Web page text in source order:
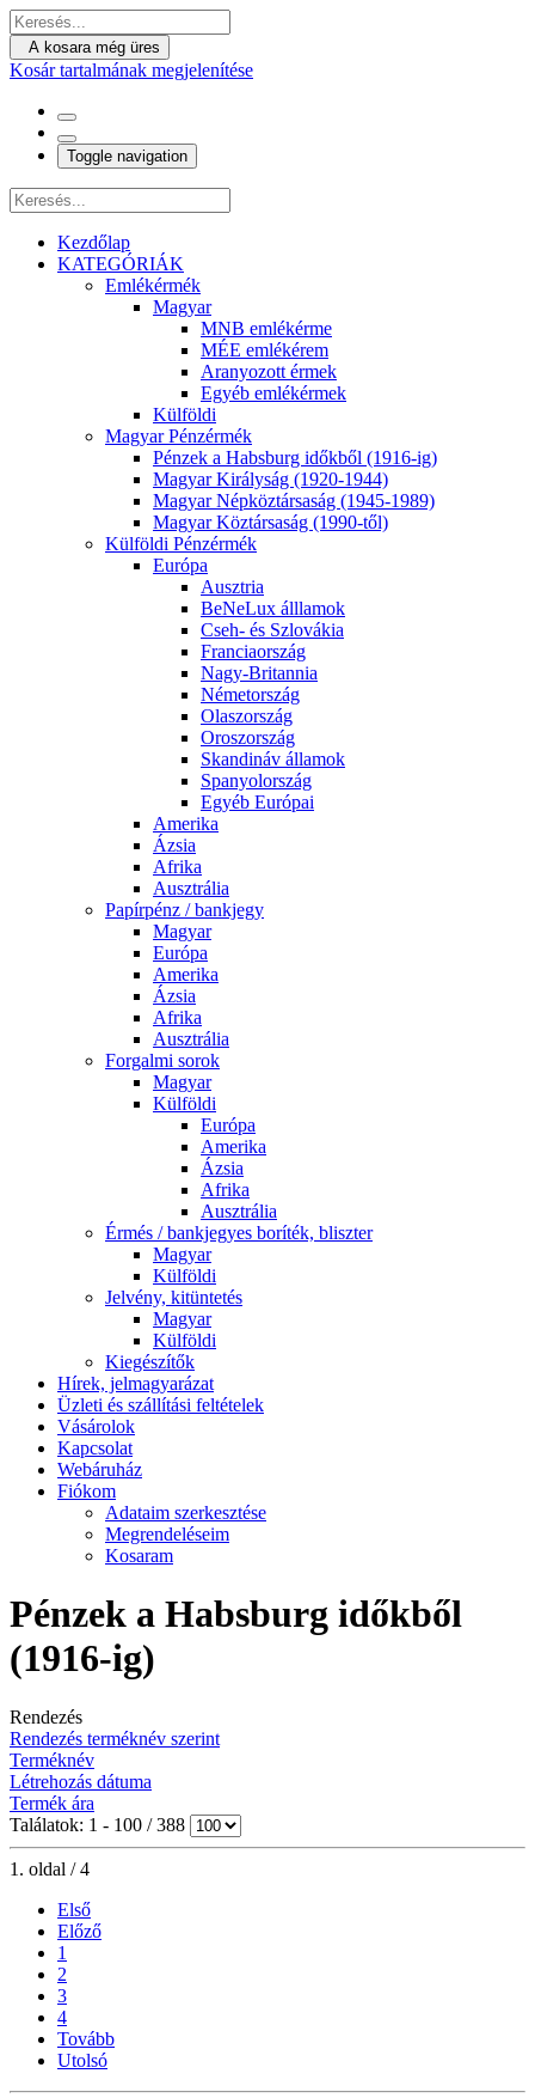
A kosara még üres
Kosár tartalmának megjelenítése
Toggle navigation
Kezdőlap
KATEGÓRIÁK
Emlékérmék
Magyar
MNB emlékérme
MÉE emlékérem
Aranyozott érmek
Egyéb emlékérmek
Külföldi
Magyar Pénzérmék
Pénzek a Habsburg időkből (1916-ig)
Magyar Királyság (1920-1944)
Magyar Népköztársaság (1945-1989)
Magyar Köztársaság (1990-től)
Külföldi Pénzérmék
Európa
Ausztria
BeNeLux álllamok
Cseh- és Szlovákia
Franciaország
Nagy-Britannia
Németország
Olaszország
Oroszország
Skandináv államok
Spanyolország
Egyéb Európai
Amerika
Ázsia
Afrika
Ausztrália
Papírpénz / bankjegy
Magyar
Európa
Amerika
Ázsia
Afrika
Ausztrália
Forgalmi sorok
Magyar
Külföldi
Európa
Amerika
Ázsia
Afrika
Ausztrália
Érmés / bankjegyes boríték, bliszter
Magyar
Külföldi
Jelvény, kitüntetés
Magyar
Külföldi
Kiegészítők
Hírek, jelmagyarázat
Üzleti és szállítási feltételek
Vásárolok
Kapcsolat
Webáruház
Fiókom
Adataim szerkesztése
Megrendeléseim
Kosaram
Pénzek a Habsburg időkből
(1916-ig)
Rendezés
Rendezés terméknév szerint
Terméknév
Létrehozás dátuma
Termék ára
Találatok: 1 - 100 / 388
1. oldal / 4
Első
Előző
1
2
3
4
Tovább
Utolsó